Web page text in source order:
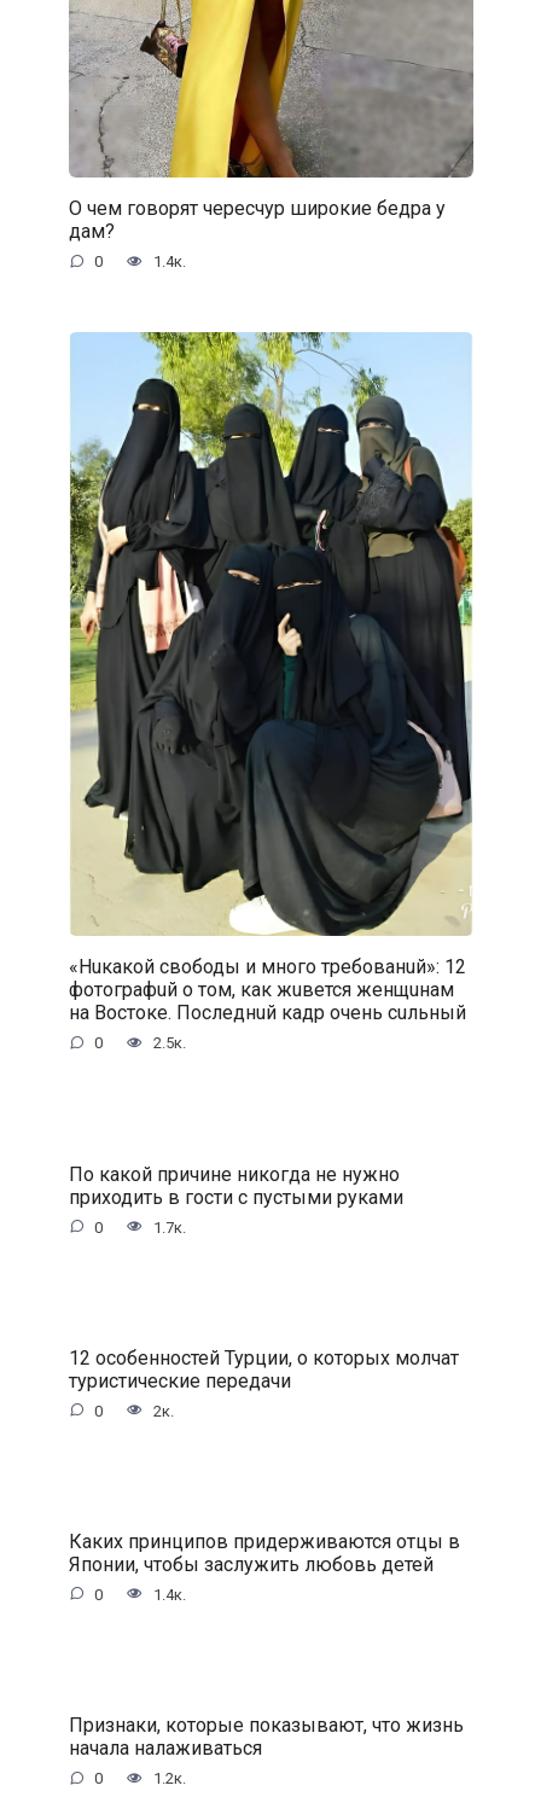
О чем говорят чересчур широкие бедра у
дам?
0 1.4к.
«Нuкакой свободы и много требованuй»: 12
фотографuй о том, как жuвется женщuнам
на Востоке. Последнuй кадр очень сuльный
0 2.5к.
По какой причине никогда не нужно
приходить в гости с пустыми руками
0 1.7к.
12 особенностей Турции, о которых молчат
туристические передачи
0 2к.
Каких принципов придерживаются отцы в
Японии, чтобы заслужить любовь детей
0 1.4к.
Признаки, которые показывают, что жизнь
начала налаживаться
0 1.2к.